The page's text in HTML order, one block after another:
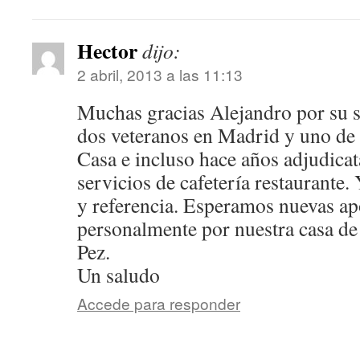
Hectordijo:
2 abril, 2013 a las 11:13
Muchas gracias Alejandro por su
dos veteranos en Madrid y uno
Casa e incluso hace años
servicios de cafetería restaurante.
y referencia. Esperamos nuevas
personalmente por nuestra casa
Pez.
Un saludo
Accede para responder